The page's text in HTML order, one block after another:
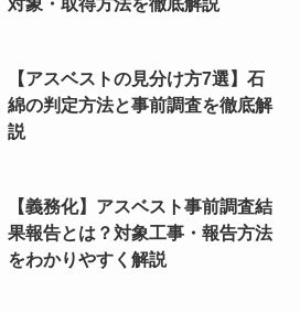
【アスベストの見分け方7選】石
綿の判定方法と事前調査を徹底解
説
【義務化】アスベスト事前調査結
果報告とは？対象工事・報告方法
をわかりやすく解説